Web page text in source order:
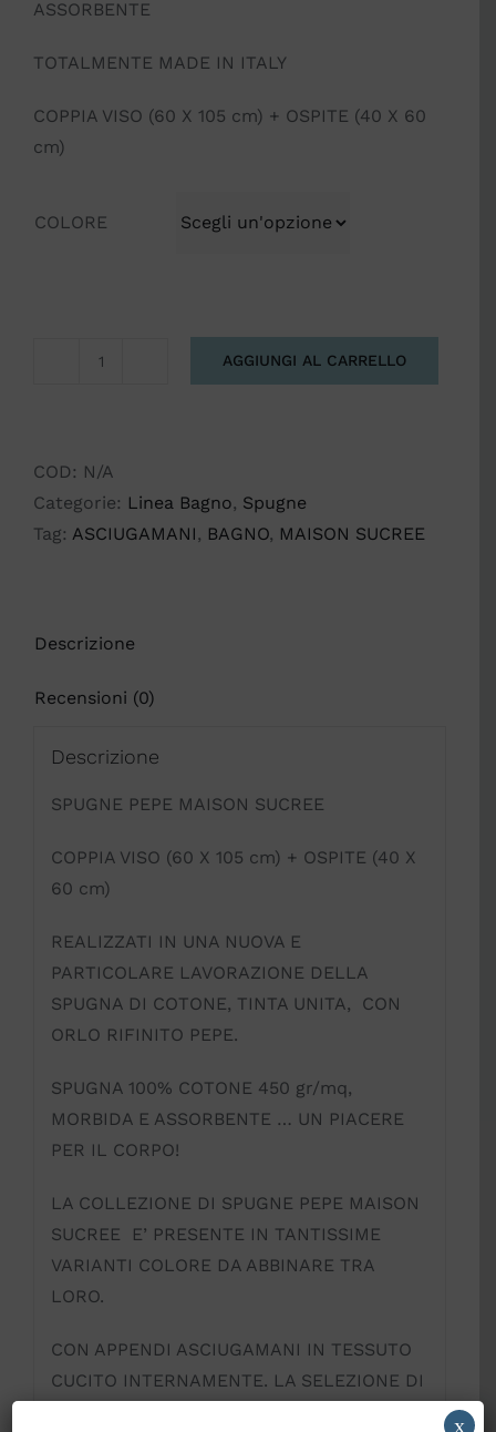
ASSORBENTE
TOTALMENTE MADE IN ITALY
COPPIA VISO (60 X 105 cm) + OSPITE (40 X 60
cm)
COLORE
SUCREE
quantità
AGGIUNGI AL CARRELLO
COD: N/A
Categorie: Linea Bagno, Spugne
Tag: ASCIUGAMANI, BAGNO, MAISON SUCREE
Descrizione
Recensioni (0)
Descrizione
SPUGNE PEPE MAISON SUCREE
COPPIA VISO (60 X 105 cm) + OSPITE (40 X
60 cm)
REALIZZATI IN UNA NUOVA E
PARTICOLARE LAVORAZIONE DELLA
SPUGNA DI COTONE, TINTA UNITA, CON
ORLO RIFINITO PEPE.
SPUGNA 100% COTONE 450 gr/mq,
MORBIDA E ASSORBENTE … UN PIACERE
PER IL CORPO!
LA COLLEZIONE DI SPUGNE PEPE MAISON
SUCREE E’ PRESENTE IN TANTISSIME
VARIANTI COLORE DA ABBINARE TRA
LORO.
CON APPENDI ASCIUGAMANI IN TESSUTO
CUCITO INTERNAMENTE. LA SELEZIONE DI
x